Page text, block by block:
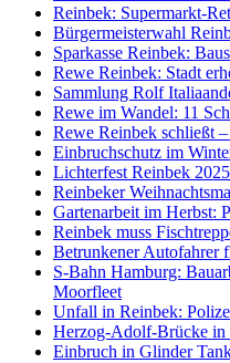
Reinbek: Supermarkt-
Bürgermeisterwahl
Sparkasse Reinbek:
Rewe Reinbek: Stadt
Sammlung Rolf
Rewe im Wandel: 11
Rewe Reinbek schließt
Einbruchschutz im
Lichterfest Reinbek
Reinbeker
Gartenarbeit im Herbst:
Reinbek muss
Betrunkener Autofahrer
S-Bahn Hamburg:
Moorfleet
Unfall in Reinbek:
Herzog-Adolf-Brücke in
Einbruch in Glinder